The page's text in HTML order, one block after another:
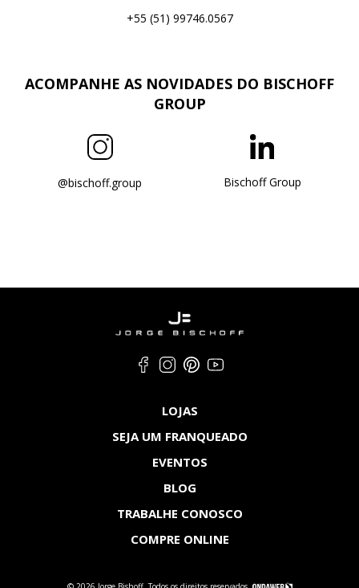
+55 (51) 99746.0567
ACOMPANHE AS NOVIDADES DO BISCHOFF
GROUP
@bischoff.group Bischoff Group
LOJAS
SEJA UM FRANQUEADO
EVENTOS
BLOG
TRABALHE CONOSCO
COMPRE ONLINE